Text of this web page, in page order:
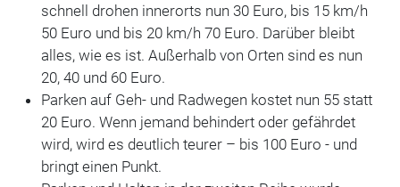
schnell drohen innerorts nun 30 Euro, bis 15 km/h
50 Euro und bis 20 km/h 70 Euro. Darüber bleibt
alles, wie es ist. Außerhalb von Orten sind es nun
20, 40 und 60 Euro.
Parken auf Geh- und Radwegen kostet nun 55 statt
20 Euro. Wenn jemand behindert oder gefährdet
wird, wird es deutlich teurer – bis 100 Euro - und
bringt einen Punkt.